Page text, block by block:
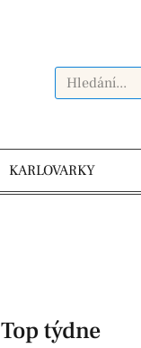
KARLOVARKY
Top týdne